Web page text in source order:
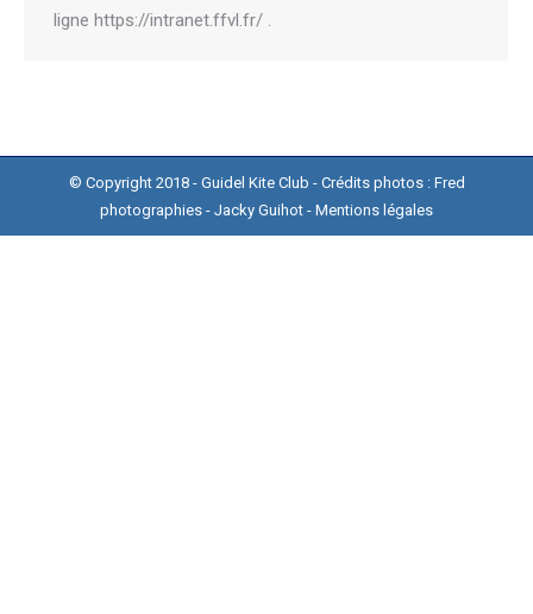
ligne https://intranet.ffvl.fr/ .
© Copyright 2018 - Guidel Kite Club - Crédits photos : Fred
photographies - Jacky Guihot - Mentions légales